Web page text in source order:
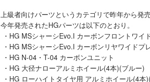
上級者向けパーツというカテゴリで昨年から発
今年発売されたHGパーツは以下のとおり。
・HG MSシャーシEvo.I カーボンフロントワイ
・HG MSシャーシEvo.I カーボンリヤワイドプ
・HG N-04・T-04 カーボンユニット
・HG 大径ナローアルミホイール(4本)(ブルー)
・HG ローハイトタイヤ用 アルミホイール(4本